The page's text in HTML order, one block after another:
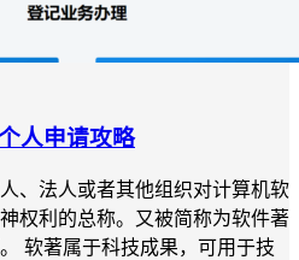
人申请攻略
、法人或者其他组织对计算机软
权利的总称。又被简称为软件著
软著属于科技成果，可用于技